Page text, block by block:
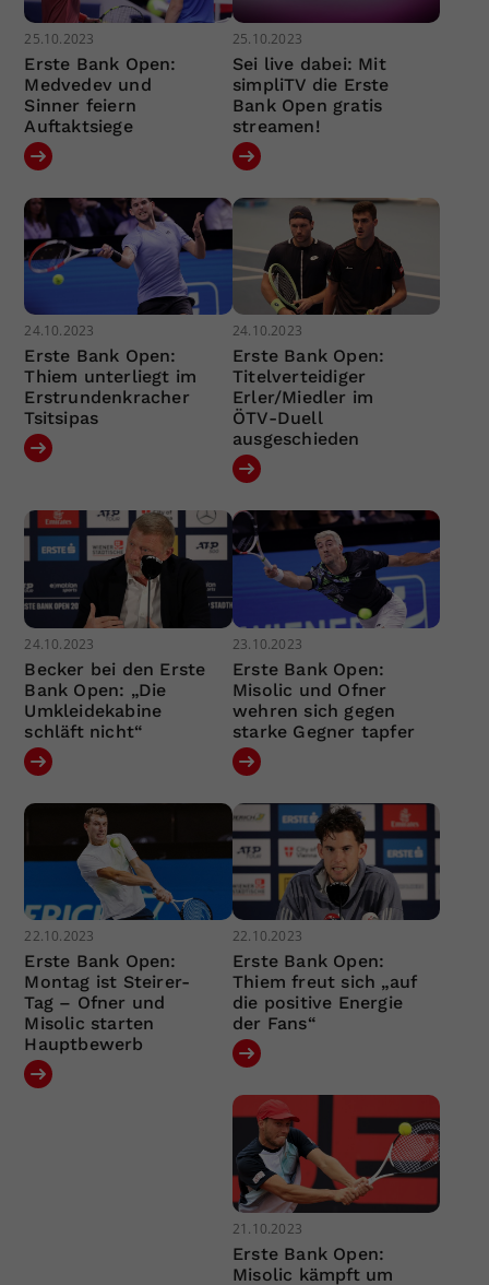
25.10.2023
Erste Bank Open:
Medvedev und
Sinner feiern
Auftaktsiege
25.10.2023
Sei live dabei: Mit
simpliTV die Erste
Bank Open gratis
streamen!
24.10.2023
Erste Bank Open:
Thiem unterliegt im
Erstrundenkracher
Tsitsipas
24.10.2023
Erste Bank Open:
Titelverteidiger
Erler/Miedler im
ÖTV-Duell
ausgeschieden
24.10.2023
Becker bei den Erste
Bank Open: „Die
Umkleidekabine
schläft nicht“
23.10.2023
Erste Bank Open:
Misolic und Ofner
wehren sich gegen
starke Gegner tapfer
22.10.2023
Erste Bank Open:
Montag ist Steirer-
Tag – Ofner und
Misolic starten
Hauptbewerb
22.10.2023
Erste Bank Open:
Thiem freut sich „auf
die positive Energie
der Fans“
21.10.2023
Erste Bank Open:
Misolic kämpft um